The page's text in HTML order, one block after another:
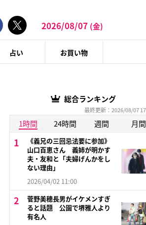
2026/08/07 (金)
占い お買い物
総合ランキング
最終更新：2026/08/07
1時間 24時間 週間 月間
《義兄の三回忌法要に参加》
山口百恵さん 義姉が明かす
夫・友和と「夫婦げんかをし
ない理由」
2026/04/02 11:00
菅野美穂長男がイケメンすぎ
ると話題 公園で堺雅人より
有名人